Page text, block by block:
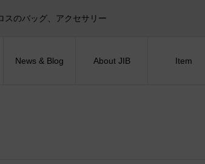
スのバッグ、アクセサリー
News & Blog About JIB Item